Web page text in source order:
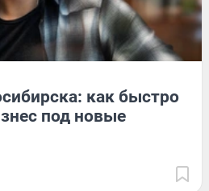
как быстро
под новые